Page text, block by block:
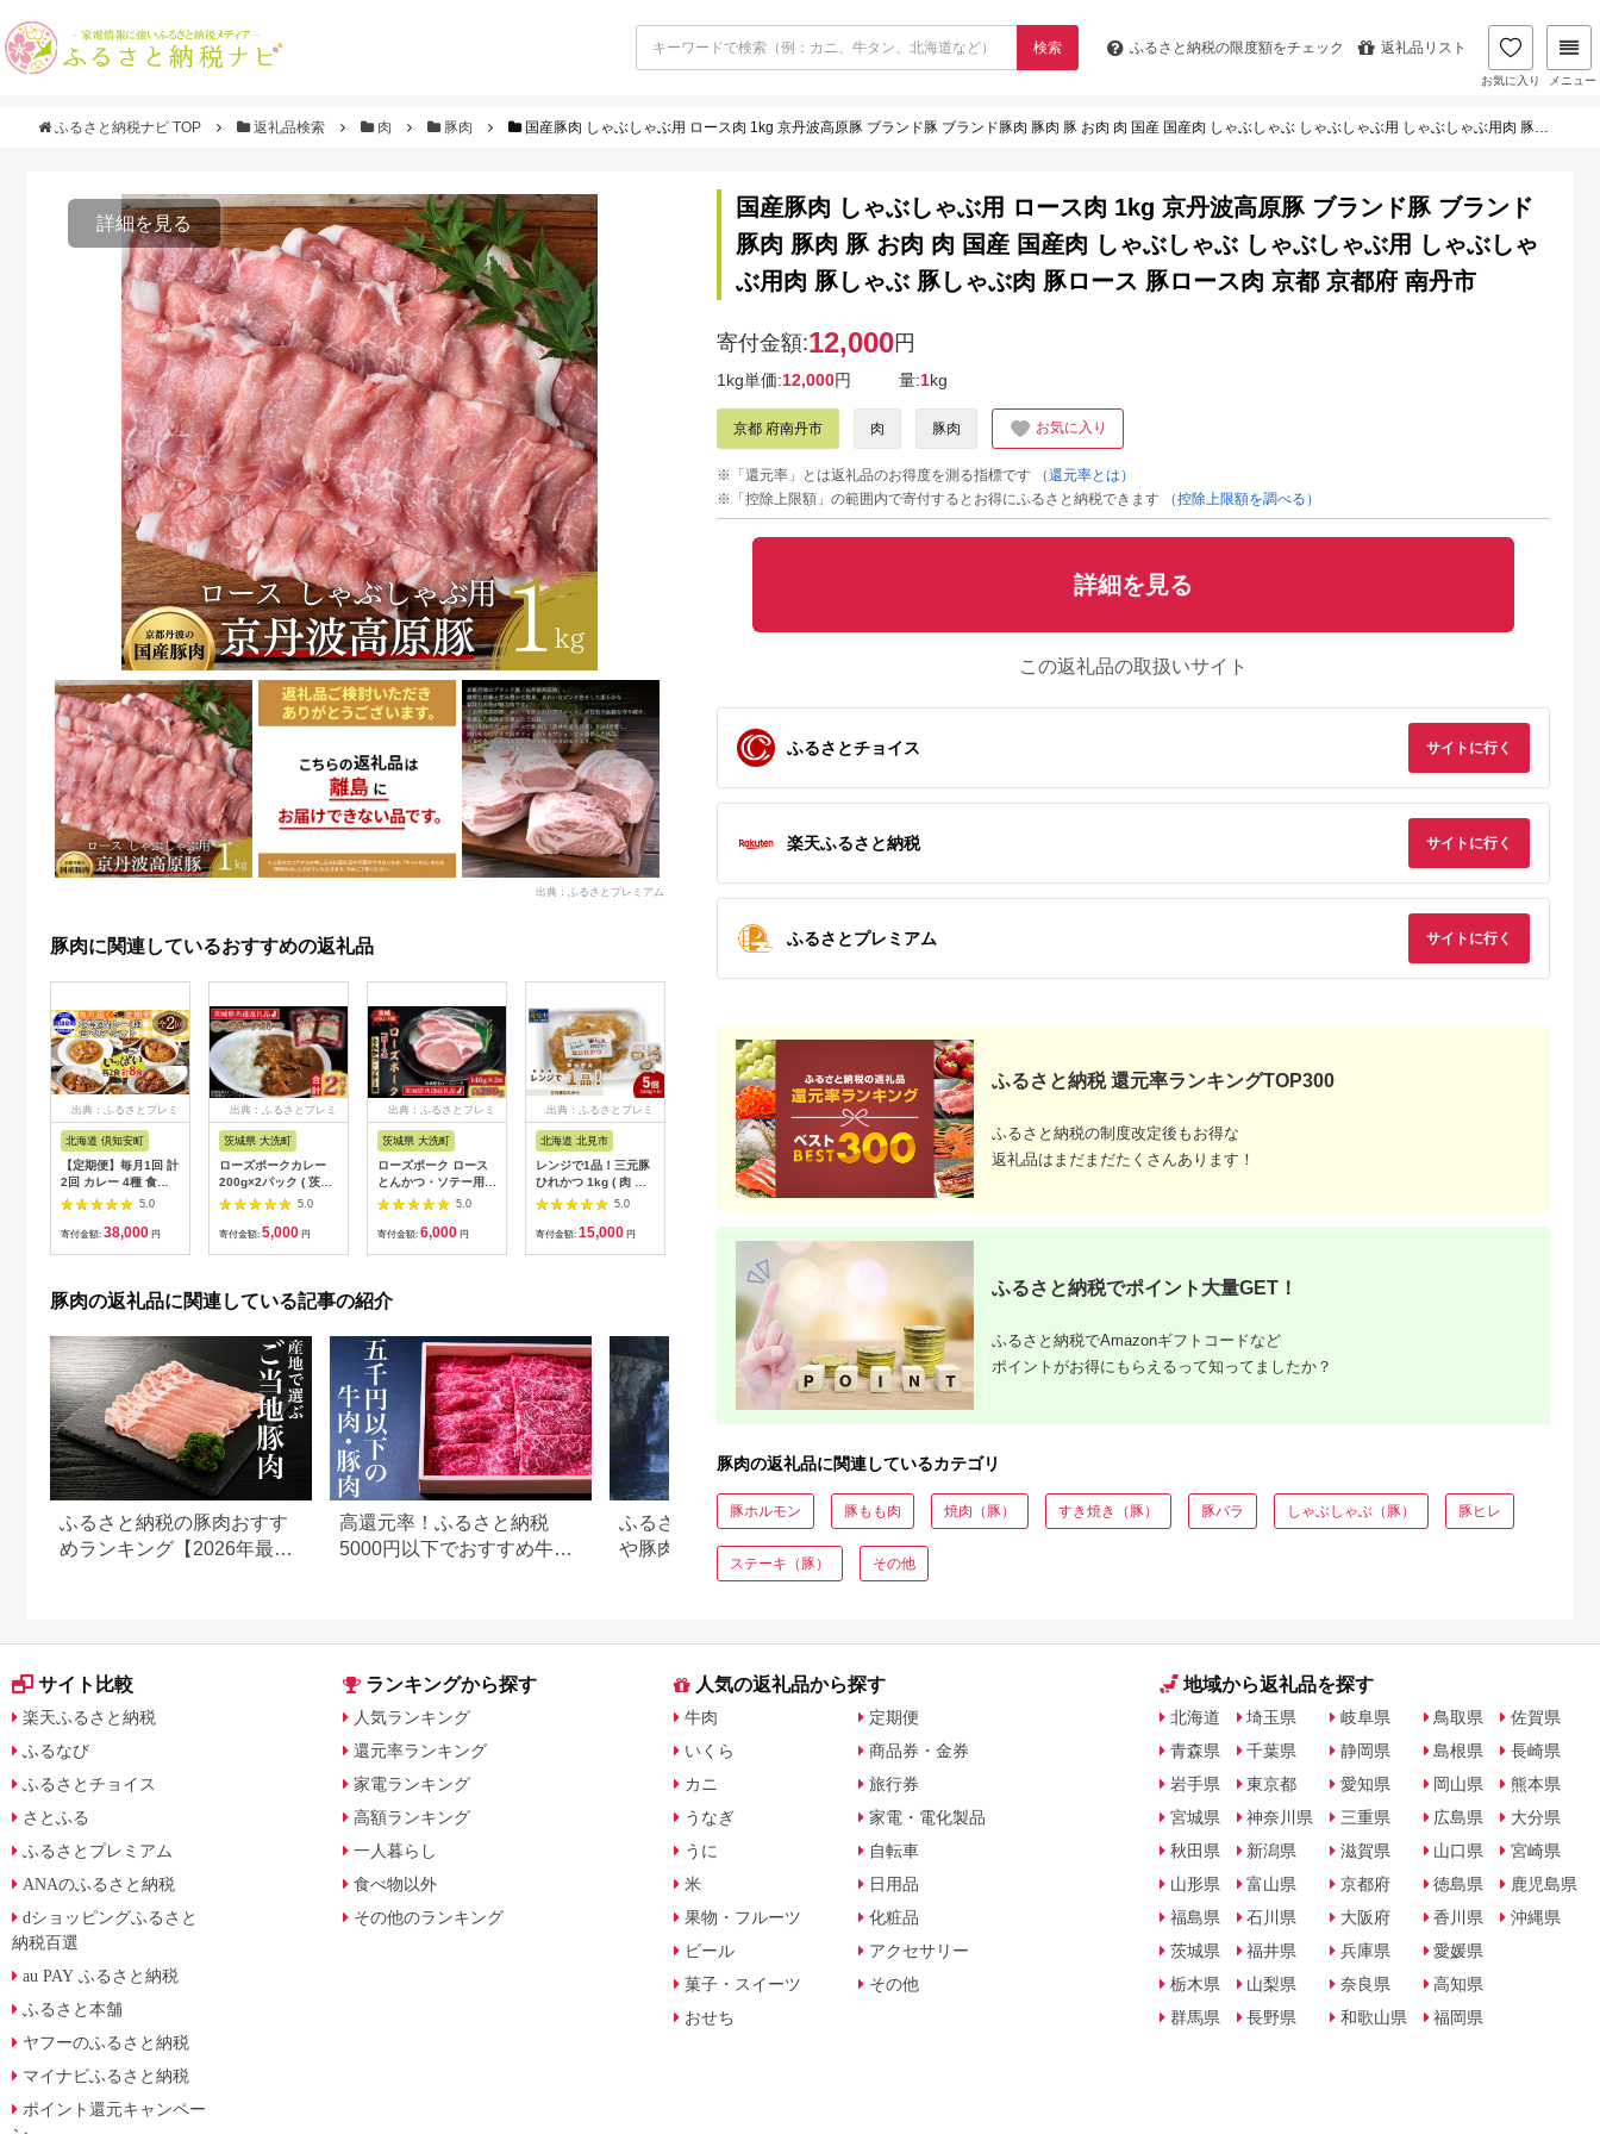
検索 ふるさと納税の限度額をチェック 返礼品リスト
お気に入り メニュー
ふるさと納税ナビ TOP 返礼品検索 肉 豚肉 国産豚肉 しゃぶしゃぶ用 ロース肉 1kg 京丹波高原豚 ブランド豚 ブランド豚肉 豚肉 豚 お肉 肉 国産 国産肉 しゃぶしゃぶ しゃぶしゃぶ用 しゃぶしゃぶ用肉 豚しゃぶ 豚しゃぶ肉 豚ロース 豚ロース肉 京都 京都府 南丹市
詳細を見る
出典：ふるさとプレミアム
豚肉に関連しているおすすめの返礼品
出典：ふるさとプレミ
北海道 倶知安町
【定期便】毎月1回 計
2回 カレー 4種 食べ
比べ 8個 中辛 チキン
レッグ スープカレー
レトルト 業務用 北海
5.0
寄付金額: 38,000 円
出典：ふるさとプレミ
茨城県 大洗町
ローズポークカレー
200g×2パック ( 茨城
県共通返礼品・茨城県
産 ) ブランド豚 豚肉
茨城 ローズポーク カ
5.0
寄付金額: 5,000 円
出典：ふるさとプレミ
茨城県 大洗町
ローズポーク ロース
とんかつ・ソテー用
約280g (140g×2枚) (
茨城県共通返礼品・茨
城県産 ) ブランド豚
5.0
寄付金額: 6,000 円
出典：ふるさとプレミ
北海道 北見市
レンジで1品！三元豚
ひれかつ 1kg ( 肉 豚
肉 ヒレ 揚げ物 総菜
冷凍 簡単調理 )【136-
0072】
5.0
寄付金額: 15,000 円
出典：ふるさとプレミ
鹿児島県 伊佐市
isa460 【定期便】コ
ラボ定期便！黒豚バラ
エティー定期便 (全3
回) 定期便 コラボ定期
ス バラ スライス 生餃
子 冷凍食品 おつまみ
惣菜 簡単調理 【サン
キョーミート株式会
社・工房ゆう】
出典：JALふるさと納税
鹿児島県 阿久根市
鹿児島県産 黒豚 しゃ
ぶしゃぶ用 肩ロース
スライス(計1kg・約
500g×2パック) 国産
小分け くろぶた 薄切
【スターゼン】
税
茨城県 桜川市
【ふるさと納税】茨城
かつ 用 ロース 1.2kg
三元豚 豚肉 肉 冷凍
群馬県 伊勢崎市
氷室豚ロースステーキ
豚肉の返礼品に関連している記事の紹介
ふるさと納税の豚肉おすす
めランキング【2026年最新
高還元率！ふるさと納税
5000円以下でおすすめ牛肉
ふるさと納税で人気！焼酎
や豚肉、ゴルフ…宮崎県都
城市の返礼品ランキング
【2026年版】楽天ふるさと
納税 還元率ランキング｜高
還元率返礼品をジャンル別
国産豚肉 しゃぶしゃぶ用 ロース肉 1kg 京丹波高原豚 ブランド豚 ブランド
豚肉 豚肉 豚 お肉 肉 国産 国産肉 しゃぶしゃぶ しゃぶしゃぶ用 しゃぶしゃ
ぶ用肉 豚しゃぶ 豚しゃぶ肉 豚ロース 豚ロース肉 京都 京都府 南丹市
寄付金額:12,000円
1kg単価:12,000円 量:1kg
京都 府南丹市 肉 豚肉 お気に入り
※「還元率」とは返礼品のお得度を測る指標です
（還元率とは）
※「控除上限額」の範囲内で寄付するとお得にふるさと納税できます
（控除上限額を調べる）
詳細を見る
この返礼品の取扱いサイト
ふるさとチョイス サイトに行く
楽天ふるさと納税 サイトに行く
ふるさとプレミアム サイトに行く
ふるさと納税 還元率ランキングTOP300
ふるさと納税の制度改定後もお得な
返礼品はまだまだたくさんあります！
ふるさと納税でポイント大量GET！
ふるさと納税でAmazonギフトコードなど
ポイントがお得にもらえるって知ってましたか？
豚肉の返礼品に関連しているカテゴリ
豚ホルモン 豚もも肉 焼肉（豚） すき焼き（豚） 豚バラ しゃぶしゃぶ（豚） 豚ヒレ
ステーキ（豚） その他
サイト比較
楽天ふるさと納税
ふるなび
ふるさとチョイス
さとふる
ふるさとプレミアム
ANAのふるさと納税
dショッピングふるさと
納税百選
au PAY ふるさと納税
ふるさと本舗
ヤフーのふるさと納税
マイナビふるさと納税
ポイント還元キャンペー
ランキングから探す
人気ランキング
還元率ランキング
家電ランキング
高額ランキング
一人暮らし
食べ物以外
その他のランキング
人気の返礼品から探す
牛肉
いくら
カニ
うなぎ
うに
米
果物・フルーツ
ビール
菓子・スイーツ
おせち
定期便
商品券・金券
旅行券
家電・電化製品
自転車
日用品
化粧品
アクセサリー
その他
地域から返礼品を探す
北海道
青森県
岩手県
宮城県
秋田県
山形県
福島県
茨城県
栃木県
群馬県
埼玉県
千葉県
東京都
神奈川県
新潟県
富山県
石川県
福井県
山梨県
長野県
岐阜県
静岡県
愛知県
三重県
滋賀県
京都府
大阪府
兵庫県
奈良県
和歌山県
鳥取県
島根県
岡山県
広島県
山口県
徳島県
香川県
愛媛県
高知県
福岡県
佐賀県
長崎県
熊本県
大分県
宮崎県
鹿児島県
沖縄県